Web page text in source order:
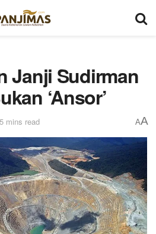
Janji Sudirman
‘Ansor’
mins read AA